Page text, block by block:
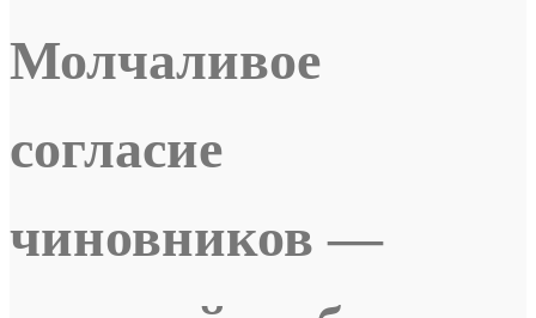
Молчаливое
согласие
чиновников —